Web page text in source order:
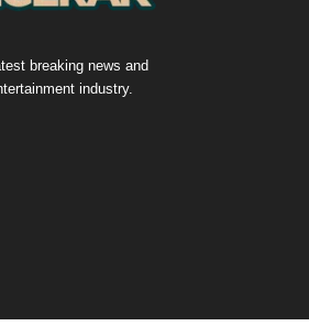
breaking news and
industry.